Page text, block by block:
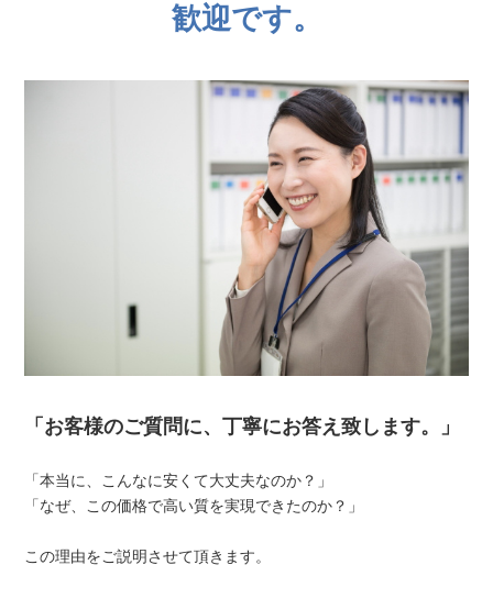
歓迎です。
「お客様のご質問に、丁寧にお答え致します。」
「本当に、こんなに安くて大丈夫なのか？」
「なぜ、この価格で高い質を実現できたのか？」
この理由をご説明させて頂きます。